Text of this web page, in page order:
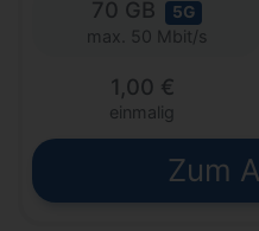
70 GB 5G
max. 50 Mbit/s
1,00 €
einmalig
Zum